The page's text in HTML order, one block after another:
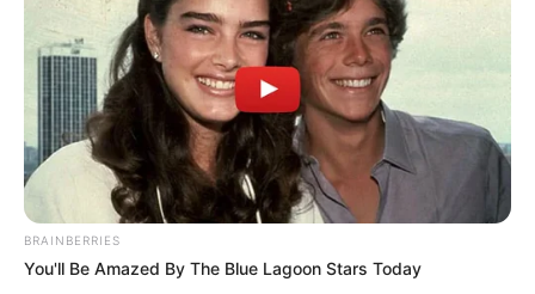
BRAINBERRIES
You'll Be Amazed By The Blue Lagoon Stars Today